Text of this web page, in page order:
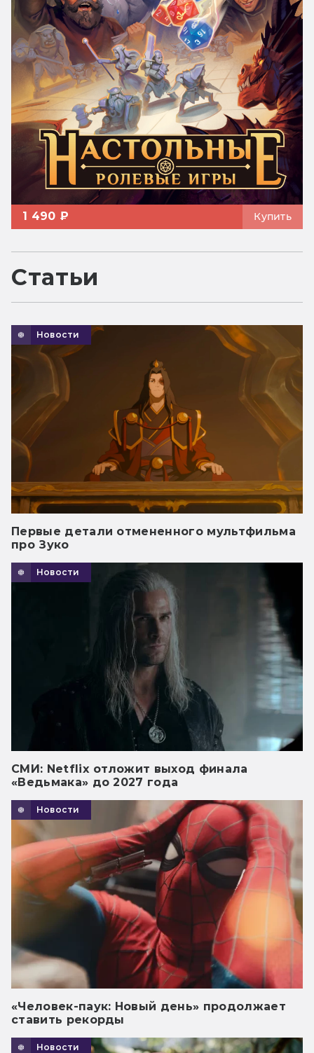
1 490 ₽ Купить
Статьи
Новости
Первые детали отмененного мультфильма
про Зуко
Новости
СМИ: Netflix отложит выход финала
«Ведьмака» до 2027 года
Новости
«Человек-паук: Новый день» продолжает
ставить рекорды
Новости